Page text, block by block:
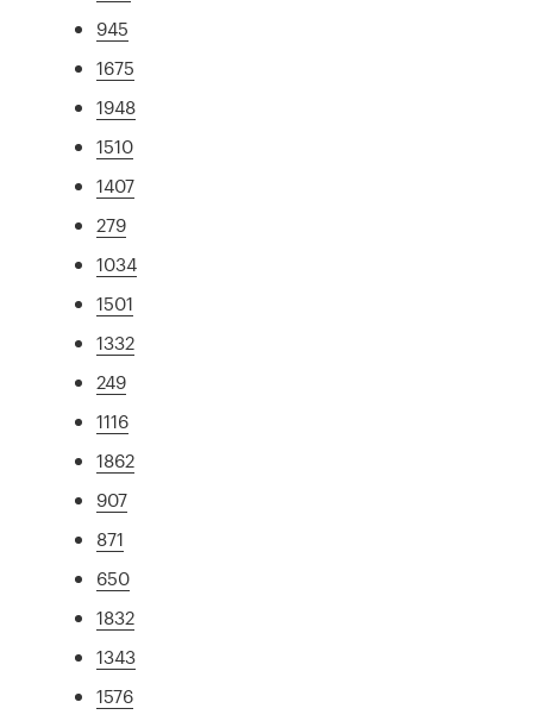
945
1675
1948
1510
1407
279
1034
1501
1332
249
1116
1862
907
871
650
1832
1343
1576